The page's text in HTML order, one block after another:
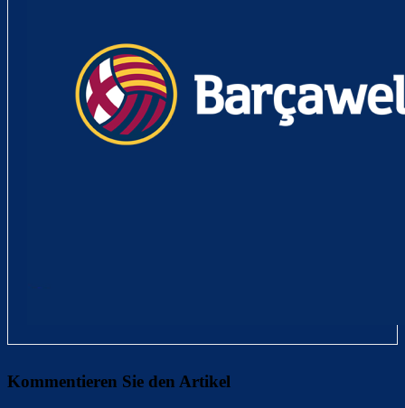
Kommentieren Sie den Artikel